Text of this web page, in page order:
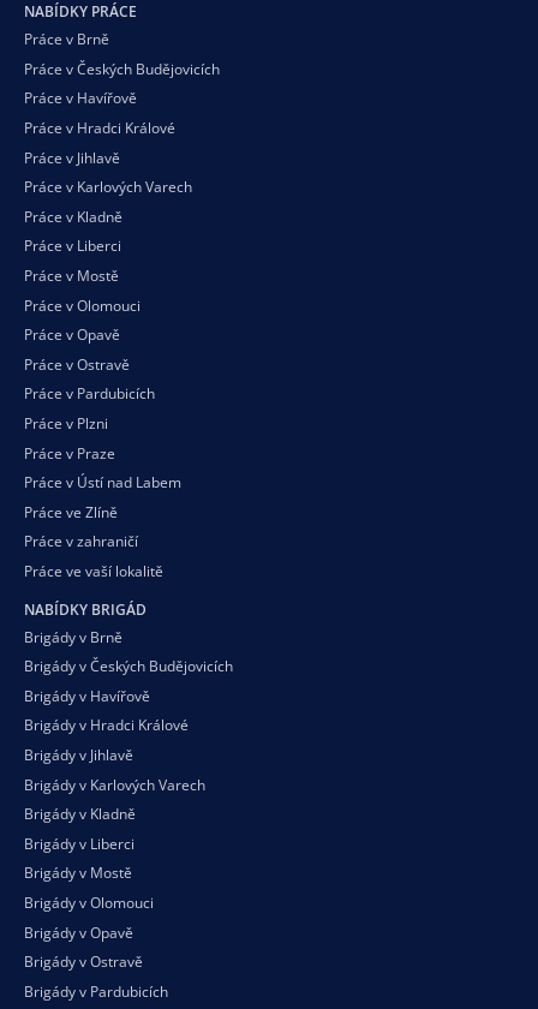
NABÍDKY PRÁCE
Práce v Brně
Práce v Českých Budějovicích
Práce v Havířově
Práce v Hradci Králové
Práce v Jihlavě
Práce v Karlových Varech
Práce v Kladně
Práce v Liberci
Práce v Mostě
Práce v Olomouci
Práce v Opavě
Práce v Ostravě
Práce v Pardubicích
Práce v Plzni
Práce v Praze
Práce v Ústí nad Labem
Práce ve Zlíně
Práce v zahraničí
Práce ve vaší lokalitě
NABÍDKY BRIGÁD
Brigády v Brně
Brigády v Českých Budějovicích
Brigády v Havířově
Brigády v Hradci Králové
Brigády v Jihlavě
Brigády v Karlových Varech
Brigády v Kladně
Brigády v Liberci
Brigády v Mostě
Brigády v Olomouci
Brigády v Opavě
Brigády v Ostravě
Brigády v Pardubicích